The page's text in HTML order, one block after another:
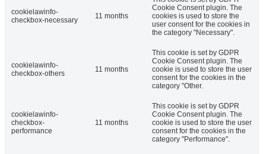
cookielawinfo-
checkbox-necessary
11 months
Cookie Consent plugin. The
cookies is used to store the
user consent for the cookies in
the category "Necessary".
cookielawinfo-
checkbox-others
11 months
This cookie is set by GDPR
Cookie Consent plugin. The
cookie is used to store the user
consent for the cookies in the
category "Other.
cookielawinfo-
checkbox-
performance
11 months
This cookie is set by GDPR
Cookie Consent plugin. The
cookie is used to store the user
consent for the cookies in the
category "Performance".